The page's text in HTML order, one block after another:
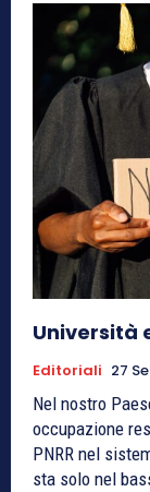
Università
Editoriali 27
Nel nostro
occupazione
PNRR nel
sta solo nel